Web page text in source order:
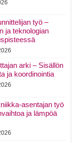
työ –
ja teknologian
arki – Sisällön
ja koordinointia
asentajan työ
ja lämpöä